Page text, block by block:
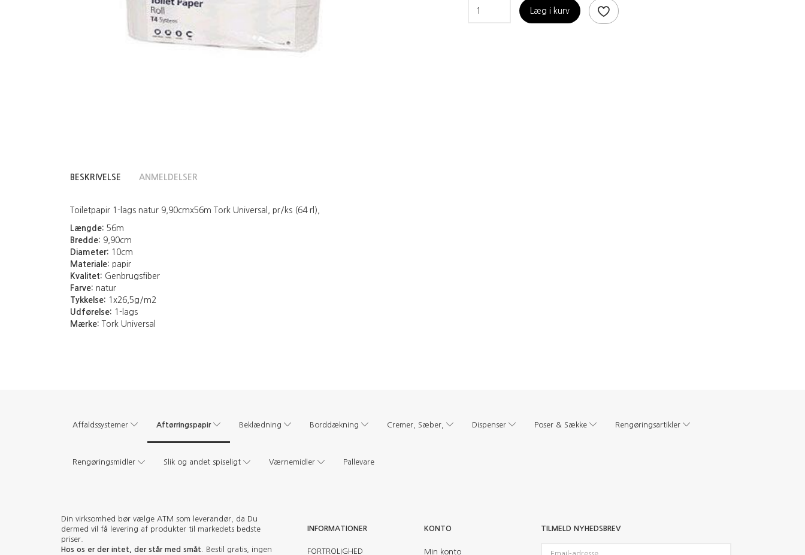
Læg i kurv
BESKRIVELSE ANMELDELSER
Toiletpapir 1-lags natur 9,90cmx56m Tork Universal, pr/ks (64 rl),
Længde: 56m
Bredde: 9,90cm
Diameter: 10cm
Materiale: papir
Kvalitet: Genbrugsfiber
Farve: natur
Tykkelse: 1x26,5g/m2
Udførelse: 1-lags
Mærke: Tork Universal
Affaldssystemer Aftørringspapir Beklædning Borddækning Cremer, Sæber, Dispenser Poser & Sække Rengøringsartikler
Rengøringsmidler Slik og andet spiseligt Værnemidler Pallevare
Din virksomhed bør vælge ATM som leverandør, da Du
dermed vil få levering af produkter til markedets bedste
priser.
Hos os er der intet, der står med småt . Bestil gratis, ingen
INFORMATIONER
FORTROLIGHED
KONTO
Min konto
TILMELD NYHEDSBREV